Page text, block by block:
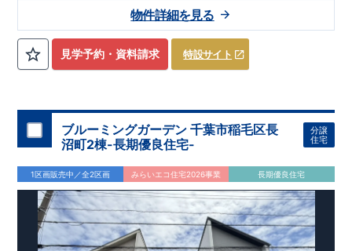
たら嬉しい土間収納を採用！ ​・共働き世帯に大活躍の宅配ボッ
校 約1,200m(徒歩約15分)【買物施設】◎ マルエツ 大久保駅
前店 約1,900m(徒歩約23分） ◎ NEXMART01 GO 約
■第三者機関が設計・建物検査(全四回)を実施 ■税制優遇あり
4分野6項目で最高等級を取得!
□ 構造の安定 (耐風等級2・耐震等級3) □ 劣化の軽減 (劣化対
策等級3) □ 維持管理への配慮 (維持管理対策等級3) □ 空気環
境 (ホルムアルデヒド発散等級3)
快適に長く住める住宅
【長期優良住宅】■国の定める7つの技術基準をクリア ■税制
優遇あり【東栄セーフティーダンパー標準装備】■制震ダンパ
ーで振れ幅を大幅に低減、繰り返す地震に強い『耐震+制震』
■メンテナンスフリー
現地案内予約受付中詳細やご見学など、お気軽にお問合せ下さ
見学予約・資料請求 特設サイト
物件詳細を見る
ブルーミングガーデン 千葉市稲毛区長
沼町2棟-長期優良住宅-
分譲
住宅
1区画販売中／全2区画 みらいエコ住宅2026事業 長期優良住宅